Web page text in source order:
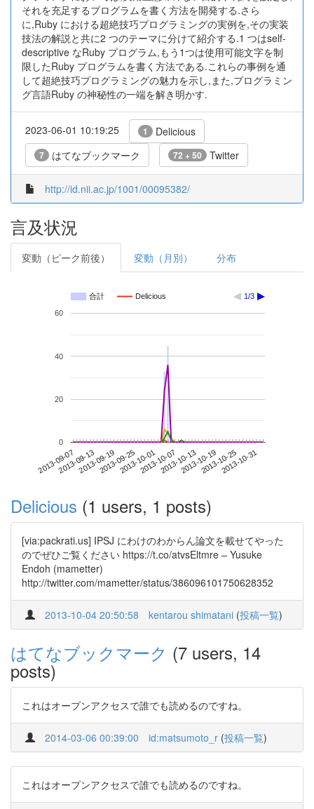
それを充足するプログラムを書く方法を開発する.さら
に,Ruby における超絶技巧プログラミングの実例を,その実装
技法の解説と共に2 つのテーマに分けて紹介する.1 つはself-
descriptive なRuby プログラム,もう1つは使用可能文字を制
限したRuby プログラムを書く方法である.これらの事例を通
して超絶技巧プログラミングの魅力を示し,また,プログラミン
グ言語Ruby の神秘性の一端を解き明かす.
2023-06-01 10:19:25 1 Delicious
7 はてなブックマーク 72 + 50 Twitter
http://id.nii.ac.jp/1001/00095382/
言及状況
変動（ピーク前後） 変動（月別） 分布
合計 Delicious 1/3
2013-09-072013-09-132013-09-192013-09-252013-10-012013-10-072013-10-132013-10-192013-10-252013-10-31
0
20
40
60
Delicious (1 users, 1 posts)
[via:packrati.us] IPSJ にわけのわからん論文を載せてやった
のでぜひご覧ください https://t.co/atvsEltmre – Yusuke
Endoh (mametter)
http://twitter.com/mametter/status/386096101750628352
2013-10-04 20:50:58 kentarou shimatani (投稿一覧)
はてなブックマーク (7 users, 14
posts)
これはオープンアクセスで誰でも読めるのですね。
2014-03-06 00:39:00 id:matsumoto_r (投稿一覧)
これはオープンアクセスで誰でも読めるのですね。